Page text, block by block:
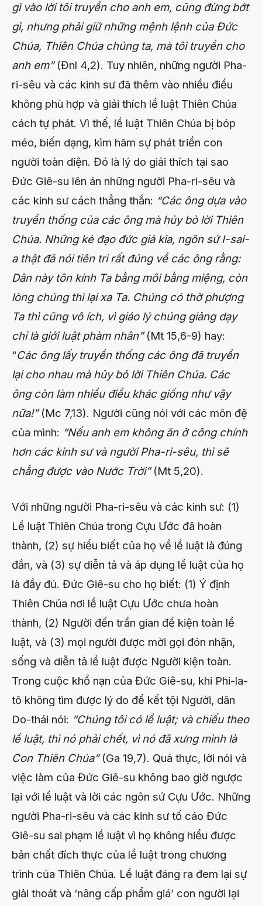
gì vào lời tôi truyền cho anh em, cũng đừng bớt
gì, nhưng phải giữ những mệnh lệnh của Đức
Chúa, Thiên Chúa chúng ta, mà tôi truyền cho
anh em”(Đnl 4,2). Tuy nhiên, những người Pha-
ri-sêu và các kinh sư đã thêm vào nhiều điều
không phù hợp và giải thích lề luật Thiên Chúa
cách tự phát. Vì thế, lề luật Thiên Chúa bị bóp
méo, biến dạng, kìm hãm sự phát triển con
người toàn diện. Đó là lý do giải thích tại sao
Đức Giê-su lên án những người Pha-ri-sêu và
các kinh sư cách thẳng thắn: “Các ông dựa vào
truyền thống của các ông mà hủy bỏ lời Thiên
Chúa. Những kẻ đạo đức giả kia, ngôn sứ I-sai-
a thật đã nói tiên tri rất đúng về các ông rằng:
Dân này tôn kính Ta bằng môi bằng miệng, còn
lòng chúng thì lại xa Ta. Chúng có thờ phượng
Ta thì cũng vô ích, vì giáo lý chúng giảng dạy
chỉ là giới luật phàm nhân”(Mt 15,6-9) hay:
“Các ông lấy truyền thống các ông đã truyền
lại cho nhau mà hủy bỏ lời Thiên Chúa. Các
ông còn làm nhiều điều khác giống như vậy
nữa!”(Mc 7,13). Người cũng nói với các môn đệ
của mình: “Nếu anh em không ăn ở công chính
hơn các kinh sư và người Pha-ri-sêu, thì sẽ
chẳng được vào Nước Trời”(Mt 5,20).
Với những người Pha-ri-sêu và các kinh sư: (1)
Lề luật Thiên Chúa trong Cựu Ước đã hoàn
thành, (2) sự hiểu biết của họ về lề luật là đúng
đắn, và (3) sự diễn tả và áp dụng lề luật của họ
là đầy đủ. Đức Giê-su cho họ biết: (1) Ý định
Thiên Chúa nơi lề luật Cựu Ước chưa hoàn
thành, (2) Người đến trần gian để kiện toàn lề
luật, và (3) mọi người được mời gọi đón nhận,
sống và diễn tả lề luật được Người kiện toàn.
Trong cuộc khổ nạn của Đức Giê-su, khi Phi-la-
tô không tìm được lý do để kết tội Người, dân
Do-thái nói: “Chúng tôi có lề luật; và chiếu theo
lề luật, thì nó phải chết, vì nó đã xưng mình là
Con Thiên Chúa”(Ga 19,7). Quả thực, lời nói và
việc làm của Đức Giê-su không bao giờ ngược
lại với lề luật và lời các ngôn sứ Cựu Ước. Những
người Pha-ri-sêu và các kinh sư tố cáo Đức
Giê-su sai phạm lề luật vì họ không hiểu được
bản chất đích thực của lề luật trong chương
trình của Thiên Chúa. Lề luật đáng ra đem lại sự
giải thoát và ‘nâng cấp phẩm giá’ con người lại